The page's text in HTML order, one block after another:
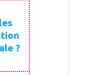
un dossier
la cure
en station
?